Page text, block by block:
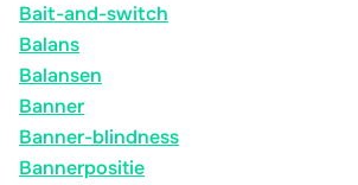
Bait-and-switch
Balans
Balansen
Banner
Banner-blindness
Bannerpositie